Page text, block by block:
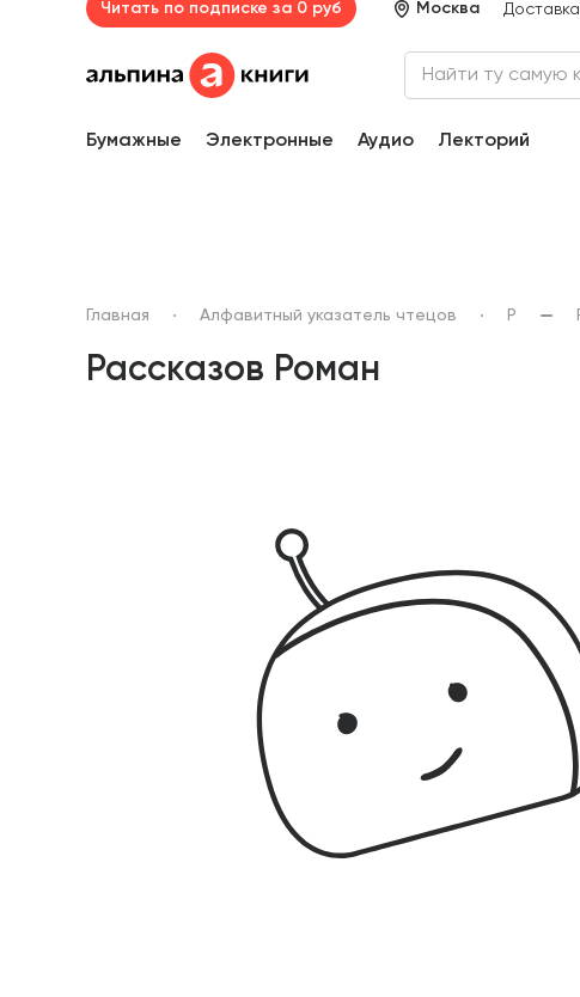
Читать по подписке за 0 руб Москва Доставка
Бумажные Электронные Аудио Лекторий
Главная Алфавитный указатель чтецов Р
Рассказов Роман